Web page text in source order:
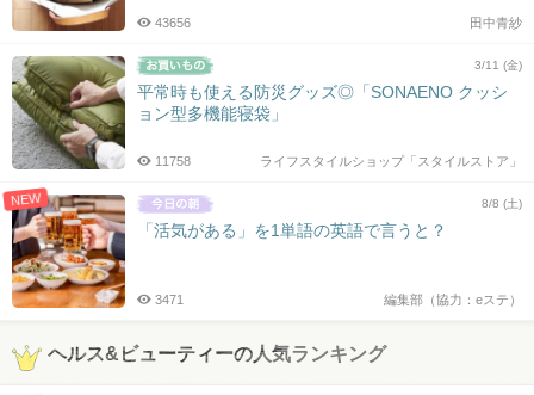
田中青紗
43656
3/11 (金)
平常時も使える防災グッズ◎「SONAENO クッシ
ョン型多機能寝袋」
ライフスタイルショップ「スタイルストア」
11758
NEW 8/8 (土)
「活気がある」を1単語の英語で言うと？
編集部（協力：eステ）
3471
ヘルス&ビューティーの人気ランキング